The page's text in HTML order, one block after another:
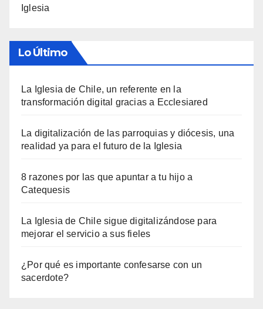
Iglesia
Lo Último
La Iglesia de Chile, un referente en la
transformación digital gracias a Ecclesiared
La digitalización de las parroquias y diócesis, una
realidad ya para el futuro de la Iglesia
8 razones por las que apuntar a tu hijo a
Catequesis
La Iglesia de Chile sigue digitalizándose para
mejorar el servicio a sus fieles
¿Por qué es importante confesarse con un
sacerdote?